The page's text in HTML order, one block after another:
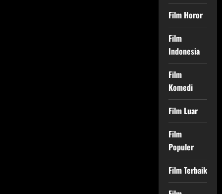
Film Horor
Film
Indonesia
Film
Komedi
Film Luar
Film
Populer
Film Terbaik